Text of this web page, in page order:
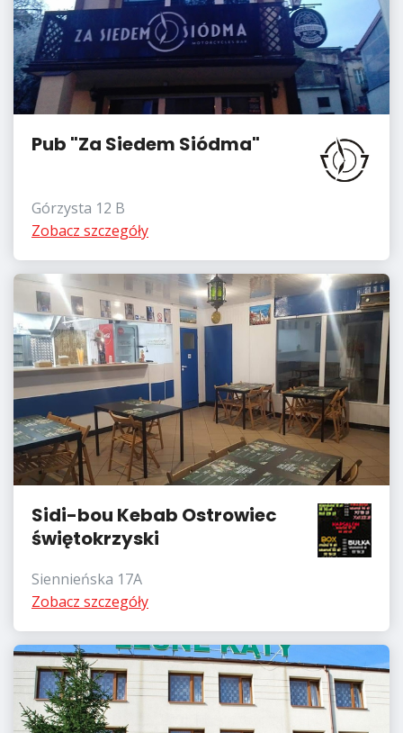
Pub "Za Siedem Siódma"
Górzysta 12 B
Zobacz szczegóły
Sidi-bou Kebab Ostrowiec
świętokrzyski
Siennieńska 17A
Zobacz szczegóły